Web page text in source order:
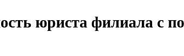
юриста филиала с